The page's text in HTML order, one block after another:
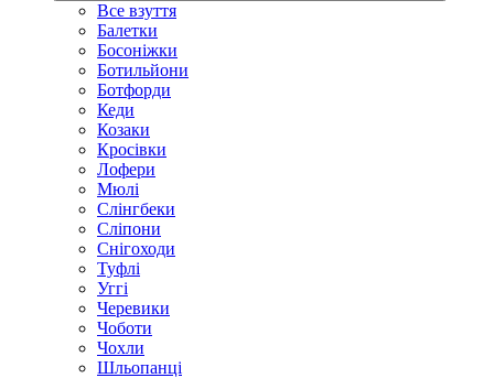
Все взуття
Балетки
Босоніжки
Ботильйони
Ботфорди
Кеди
Козаки
Кросівки
Лофери
Мюлі
Слінгбеки
Сліпони
Снігоходи
Туфлі
Уггі
Черевики
Чоботи
Чохли
Шльопанці